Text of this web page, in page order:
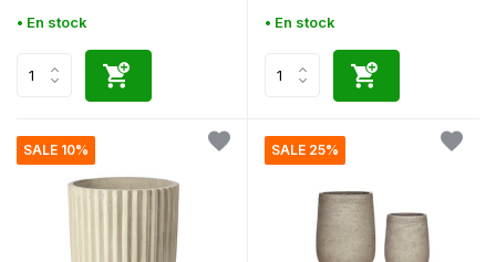
• En stock • En stock
SALE 10% SALE 25%